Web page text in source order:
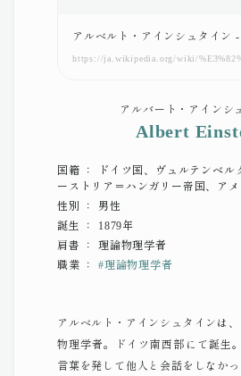
アルベルト・アインシュタイン
アルバート・アインシ
Albert
国籍 ： ドイツ国、ヴュルテンベル
ーストリア＝ハンガリー帝国、ア
性別 ： 男性
誕生 ： 1879年
肩書 ： 理論物理学者
職業 ： #理論物理学者
アルベルト・アインシュタインは
物理学者。ドイツ南西部にて誕生
言葉を発して他人と会話をしなか